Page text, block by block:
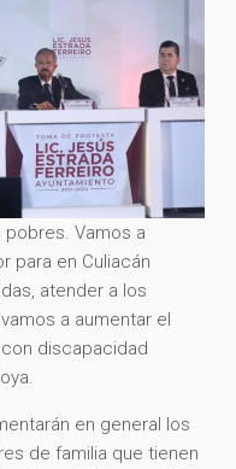
pobres. Vamos a
para en Culiacán
atender a los
a aumentar el
discapacidad
en general los
de familia que tienen